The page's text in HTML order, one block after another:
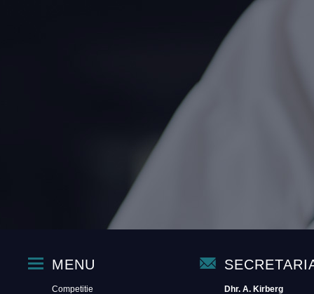
MENU
Competitie
Dhr. A. Kirberg